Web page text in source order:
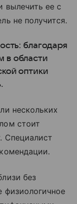
вылечить ее с
не получится.
благодаря
в области
оптики
нескольких
стоит
Специалист
без
физиологичное